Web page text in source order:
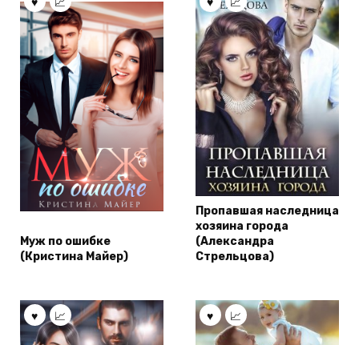
Муж по ошибке
(Кристина Майер)
Пропавшая наследница
хозяина города
(Александра
Стрельцова)